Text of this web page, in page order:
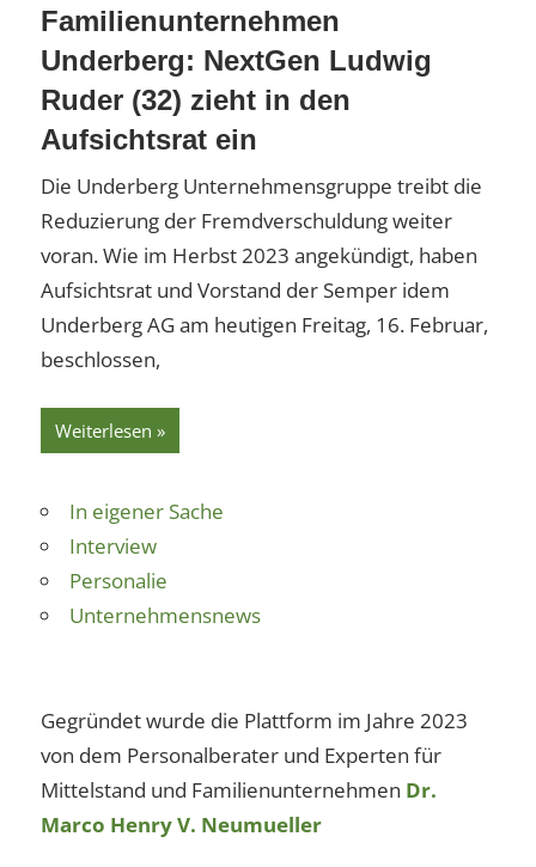
Familienunternehmen
Underberg: NextGen Ludwig
Ruder (32) zieht in den
Aufsichtsrat ein
Die Underberg Unternehmensgruppe treibt die
Reduzierung der Fremdverschuldung weiter
voran. Wie im Herbst 2023 angekündigt, haben
Aufsichtsrat und Vorstand der Semper idem
Underberg AG am heutigen Freitag, 16. Februar,
beschlossen,
Weiterlesen
In eigener Sache
Interview
Personalie
Unternehmensnews
Gegründet wurde die Plattform im Jahre 2023
von dem Personalberater und Experten für
Mittelstand und Familienunternehmen Dr.
Marco Henry V. Neumueller